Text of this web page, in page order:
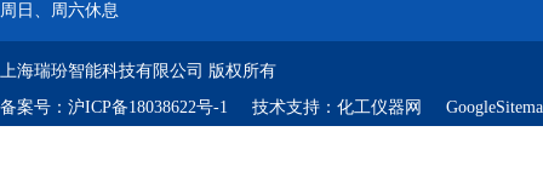
周日、周六休息
上海瑞玢智能科技有限公司 版权所有
备案号： 沪ICP备18038622号-1 技术支持： 化工仪器网